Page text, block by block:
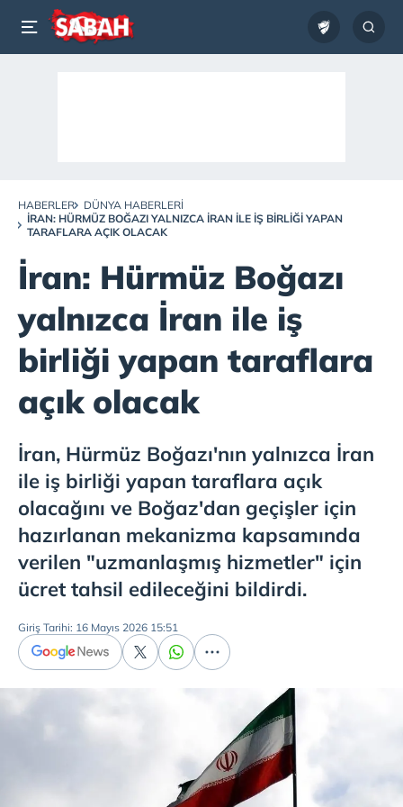
HABERLER
DÜNYA HABERLERI
İRAN: HÜRMÜZ BOĞAZI YALNIZCA İRAN ILE IŞ BIRLIĞI YAPAN
TARAFLARA AÇIK OLACAK
İran: Hürmüz Boğazı
yalnızca İran ile iş
birliği yapan taraflara
açık olacak
İran, Hürmüz Boğazı'nın yalnızca İran
ile iş birliği yapan taraflara açık
olacağını ve Boğaz'dan geçişler için
hazırlanan mekanizma kapsamında
verilen "uzmanlaşmış hizmetler" için
ücret tahsil edileceğini bildirdi.
Giriş Tarihi: 16 Mayıs 2026 15:51